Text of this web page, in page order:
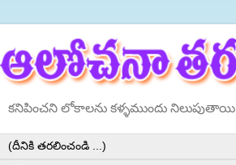
కనిపించని లోకాలను కళ్ళముందు నిలుపుతాయి